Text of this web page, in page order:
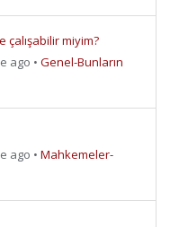
çalışabilir miyim?
ago • Genel-Bunların
ago • Mahkemeler-